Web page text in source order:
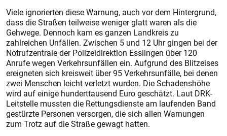
Viele ignorierten diese Warnung, auch vor dem Hintergrund,
dass die Straßen teilweise weniger glatt waren als die
Gehwege. Dennoch kam es ganzen Landkreis zu
zahlreichen Unfällen. Zwischen 5 und 12 Uhr gingen bei der
Notrufzentrale der Polizeidirektion Esslingen über 120
Anrufe wegen Verkehrsunfällen ein. Aufgrund des Blitzeises
ereigneten sich kreisweit über 95 Verkehrsunfälle, bei denen
zwei Menschen leicht verletzt wurden. Die Schadenshöhe
wird auf einige hunderttausend Euro geschätzt. Laut DRK-
Leitstelle mussten die Rettungsdienste am laufenden Band
gestürzte Personen versorgen, die sich allen Warnungen
zum Trotz auf die Straße gewagt hatten.